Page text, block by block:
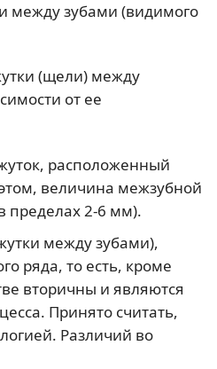
между зубами (видимого
(щели) между
от ее
расположенный
величина межзубной
пределах 2-6 мм).
между зубами),
ряда, то есть, кроме
вторичны и являются
Принято считать,
Различий во